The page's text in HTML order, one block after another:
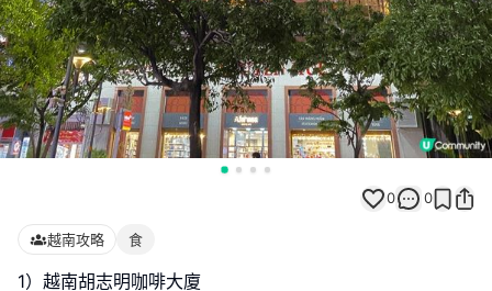
0 0
越南攻略 食
1）越南胡志明咖啡大廈